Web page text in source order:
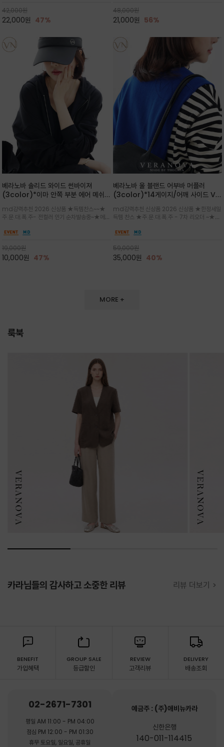
용성을 모두 갖춘 아이템
42,000원
22,000원 47%
용도 높은 아이템
48,000원
21,000원 56%
베라노바 솔리드 와이드 썬바이져
(3color)*이마 안쪽 부분 에어 메쉬
노바 심볼 전사 인쇄(Transfer
Printing)뒷밴딩으로 사이즈 조절이 가
능해 누구나 안정적으로 착용
md강력추천 2026 신상품 ★득템찬스~~★
주.문.대.폭.주- 전컬러 인기 순차발송중~★메쉬
일 보송보송한 스킨케어 핏(Skin-care fit)을
프,여행까지~~
19,000원
10,000원 47%
베라노바 울 블랜드 어부바 머플러
(3color)*14게이지/어깨 사이드 VN
잡는 감각적인 레이어드 니트 어부바숄/
뒷면의 은은한 V자 조직감과 부드러운
터치감으로 완성도를 높였으며, 단조로
md강력추천 신상품 2026 신상품 ★한정세일
득템 찬스 ★주.문.대.폭.주 - 7차 리오더 ~★셔
인트를 주기 좋으며, 소매 끝단에 위치한 실버
스러움을 동시에
59,000원
35,000원 40%
MORE +
룩북
카라님들의 감사하고 소중한 리뷰 리뷰 더보기 >
BENEFIT
가입혜택
GROUP SALE
등급할인
REVIEW
고객리뷰
DELIVERY
배송조회
02-2671-7301
평일 AM 11:00 - PM 04:00
점심 PM 12:00 - PM 01:30
휴무 토요일, 일요일, 공휴일
예금주 : (주)애비뉴카라
신한은행
140-011-114415